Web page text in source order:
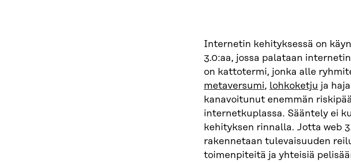
Internetin kehityksessä on
3.0:aa, jossa palataan
on kattotermi, jonka alle
metaversumi, lohkoketju ja
kanavoitunut enemmän
internetkuplassa. Sääntely ei
kehityksen rinnalla. Jotta web
rakennetaan tulevaisuuden
toimenpiteitä ja yhteisiä